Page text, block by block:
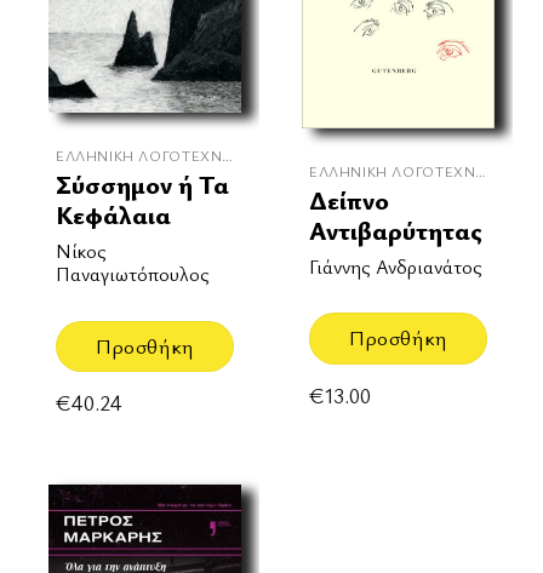
ΕΛΛΗΝΙΚΉ ΛΟΓΟΤΕΧΝΊΑ
Σύσσημον ή Τα
Κεφάλαια
Νίκος
Παναγιωτόπουλος
Προσθήκη
€40.24
ΕΛΛΗΝΙΚΉ ΛΟΓΟΤΕΧΝΊΑ
Δείπνο
Αντιβαρύτητας
Γιάννης Ανδριανάτος
Προσθήκη
€13.00